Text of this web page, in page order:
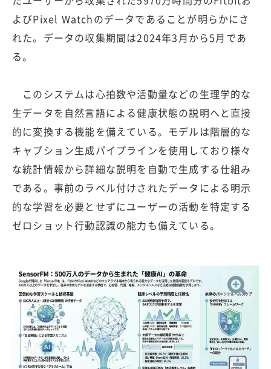
よびPixel Watchのデータであることが明らかにさ
れた。データの収集期間は2024年3月から5月であ
る。
このシステムは心拍数や活動量などの生理学的な
生データを自然言語による健康状態の説明へと直接
的に変換する機能を備えている。モデルは階層的な
キャプション生成パイプラインを使用しており様々
な統計情報から詳細な説明を自動で生成する仕組み
である。事前のラベル付けされたデータによる明示
的な学習を必要とせずにユーザーの活動を特定する
ゼロショット行動認識の能力も備えている。